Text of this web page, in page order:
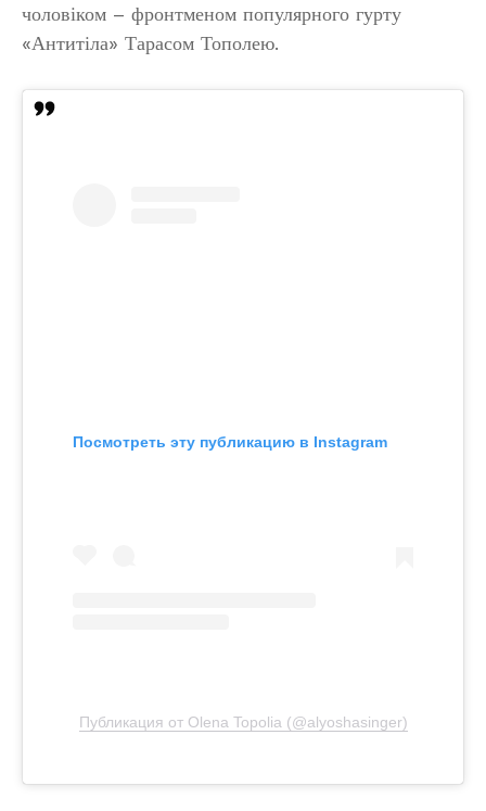
чоловіком – фронтменом популярного гурту
«Антитіла» Тарасом Тополею.
Посмотреть эту публикацию в Instagram
Публикация от Olena Topolia (@alyoshasinger)